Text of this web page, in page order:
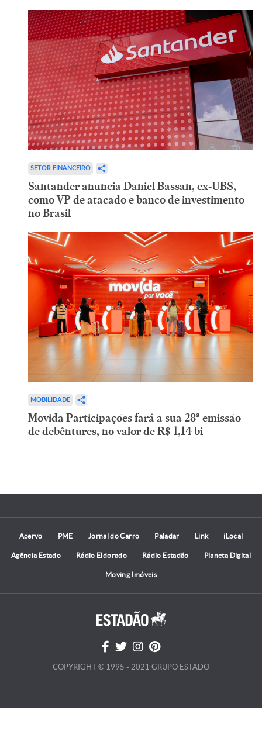
SETOR FINANCEIRO
Santander anuncia Daniel Bassan, ex-UBS,
como VP de atacado e banco de investimento
no Brasil
MOBILIDADE
Movida Participações fará a sua 28ª emissão
de debêntures, no valor de R$ 1,14 bi
Acervo PME Jornal do Carro Paladar Link iLocal
Agência Estado Rádio Eldorado Rádio Estadão Planeta Digital
Moving Imóveis
COPYRIGHT © 1995 - 2021 GRUPO ESTADO